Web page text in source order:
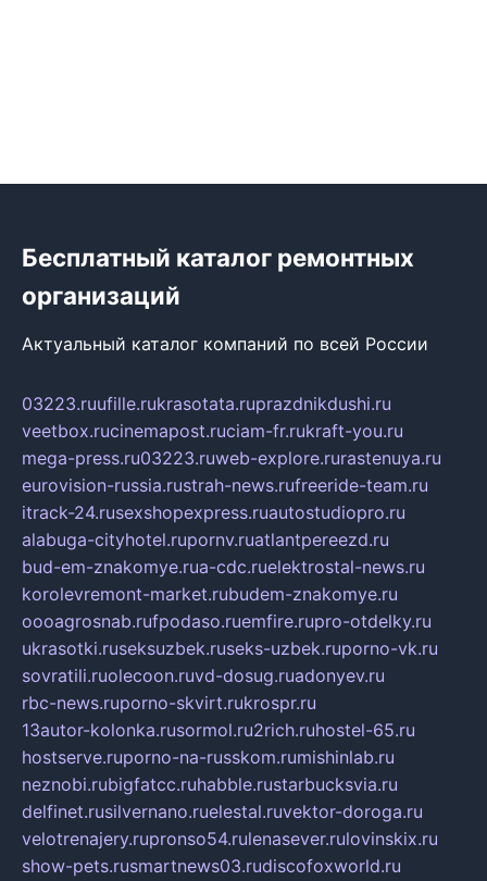
Бесплатный каталог ремонтных
организаций
Актуальный каталог компаний по всей России
03223.ruufille.rukrasotata.ruprazdnikdushi.ru
veetbox.rucinemapost.ruciam-fr.rukraft-you.ru
mega-press.ru03223.ruweb-explore.rurastenuya.ru
eurovision-russia.rustrah-news.rufreeride-team.ru
itrack-24.rusexshopexpress.ruautostudiopro.ru
alabuga-cityhotel.rupornv.ruatlantpereezd.ru
bud-em-znakomye.rua-cdc.ruelektrostal-news.ru
korolevremont-market.rubudem-znakomye.ru
oooagrosnab.rufpodaso.ruemfire.rupro-otdelky.ru
ukrasotki.ruseksuzbek.ruseks-uzbek.ruporno-vk.ru
sovratili.ruolecoon.ruvd-dosug.ruadonyev.ru
rbc-news.ruporno-skvirt.rukrospr.ru
13autor-kolonka.rusormol.ru2rich.ruhostel-65.ru
hostserve.ruporno-na-russkom.rumishinlab.ru
neznobi.rubigfatcc.ruhabble.rustarbucksvia.ru
delfinet.rusilvernano.ruelestal.ruvektor-doroga.ru
velotrenajery.rupronso54.rulenasever.rulovinskix.ru
show-pets.rusmartnews03.rudiscofoxworld.ru